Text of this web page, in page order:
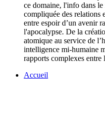
ce domaine, l'info dans
compliquée des relations
entre espoir d’un avenir
l'apocalypse. De la
atomique au service de
intelligence mi-humaine
rapports complexes entre
Accueil